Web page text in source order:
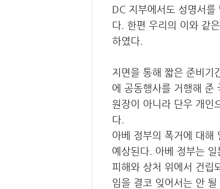
DC 지부에서도 성명서
다. 한편 우리의 이와 같
하였다.
지면을 통해 짧은 준비기
에 공동행사를 거행해 준
원장이 아니라 단우 개인
다.
아베 정부의 폭거에 대해
예상된다. 아베 정부는
피해와 상처 위에서 건립
임을 결코 잊어서는 안